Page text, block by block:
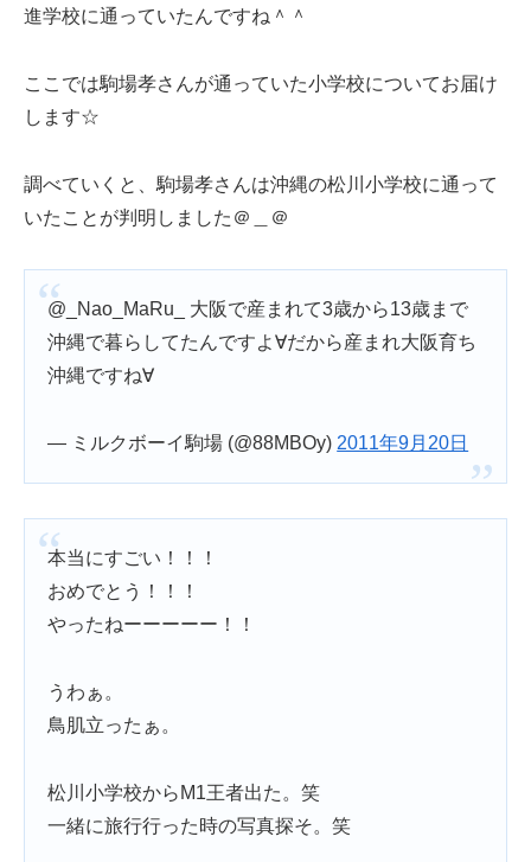
進学校に通っていたんですね＾＾
ここでは駒場孝さんが通っていた小学校についてお届け
します☆
調べていくと、駒場孝さんは沖縄の松川小学校に通って
いたことが判明しました＠＿＠
@_Nao_MaRu_ 大阪で産まれて3歳から13歳まで
沖縄で暮らしてたんですよ∀だから産まれ大阪育ち
沖縄ですね∀
— ミルクボーイ駒場 (@88MBOy) 2011年9月20日
本当にすごい！！！
おめでとう！！！
やったねーーーーー！！
うわぁ。
鳥肌立ったぁ。
松川小学校からM1王者出た。笑
一緒に旅行行った時の写真探そ。笑